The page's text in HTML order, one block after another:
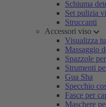
Schiuma
Set pulizia
Struccanti
Accessori viso
Visualizza
Massaggio
Spazzole
Strumenti
Gua Sha
Specchio
Fasce per
Maschere